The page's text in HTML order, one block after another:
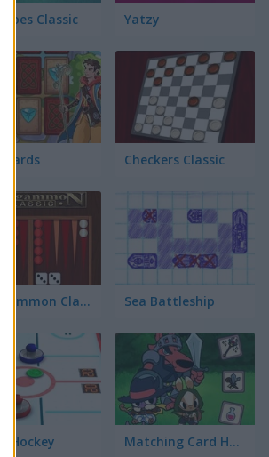
Classic Yatzy
Cards Checkers Classic
Backgammon Classic Sea Battleship
Hockey Matching Card Heroes